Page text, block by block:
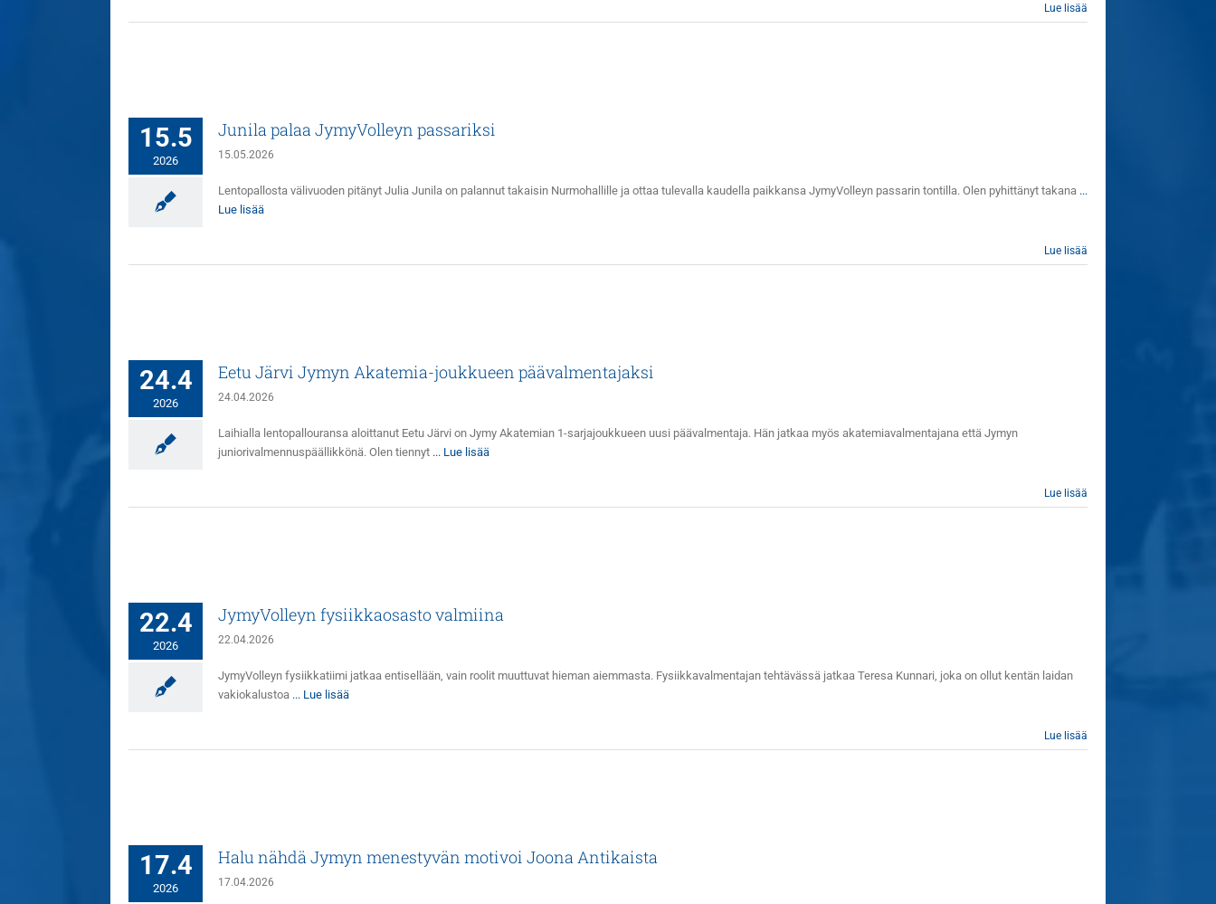
Lue lisää
15.5
2026
Junila palaa JymyVolleyn passariksi
15.05.2026
Lentopallosta välivuoden pitänyt Julia Junila on palannut takaisin Nurmohallille ja ottaa tulevalla kaudella paikkansa JymyVolleyn passarin tontilla. Olen pyhittänyt takana ...
Lue lisää
Lue lisää
24.4
2026
Eetu Järvi Jymyn Akatemia-joukkueen päävalmentajaksi
24.04.2026
Laihialla lentopallouransa aloittanut Eetu Järvi on Jymy Akatemian 1-sarjajoukkueen uusi päävalmentaja. Hän jatkaa myös akatemiavalmentajana että Jymyn
juniorivalmennuspäällikkönä. Olen tiennyt ... Lue lisää
Lue lisää
22.4
2026
JymyVolleyn fysiikkaosasto valmiina
22.04.2026
JymyVolleyn fysiikkatiimi jatkaa entisellään, vain roolit muuttuvat hieman aiemmasta. Fysiikkavalmentajan tehtävässä jatkaa Teresa Kunnari, joka on ollut kentän laidan
vakiokalustoa ... Lue lisää
Lue lisää
17.4
2026
Halu nähdä Jymyn menestyvän motivoi Joona Antikaista
17.04.2026